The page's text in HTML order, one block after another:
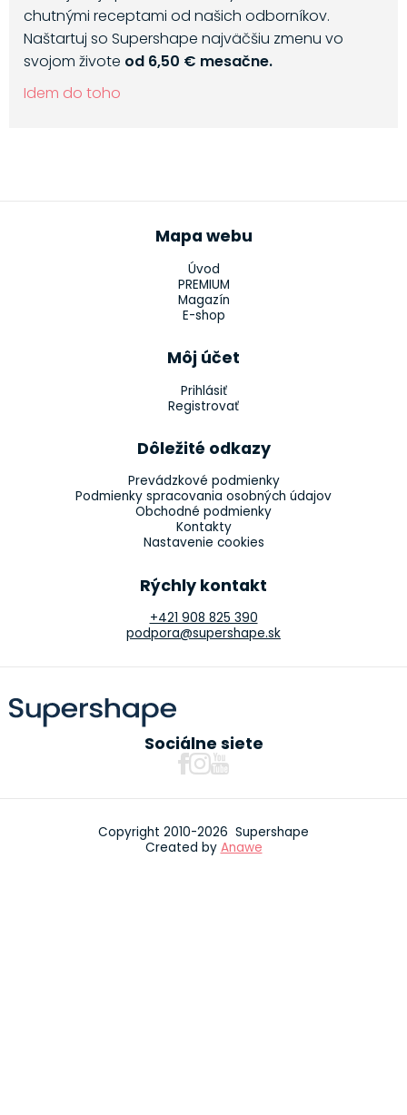
chutnými receptami od našich odborníkov.
Naštartuj so Supershape najväčšiu zmenu vo
svojom živote od 6,50 € mesačne.
Idem do toho
Mapa webu
Úvod
PREMIUM
Magazín
E-shop
Môj účet
Prihlásiť
Registrovať
Dôležité odkazy
Prevádzkové podmienky
Podmienky spracovania osobných údajov
Obchodné podmienky
Kontakty
Nastavenie cookies
Rýchly kontakt
+421 908 825 390
podpora@supershape.sk
Sociálne siete
Copyright 2010-2026 Supershape
Created by Anawe